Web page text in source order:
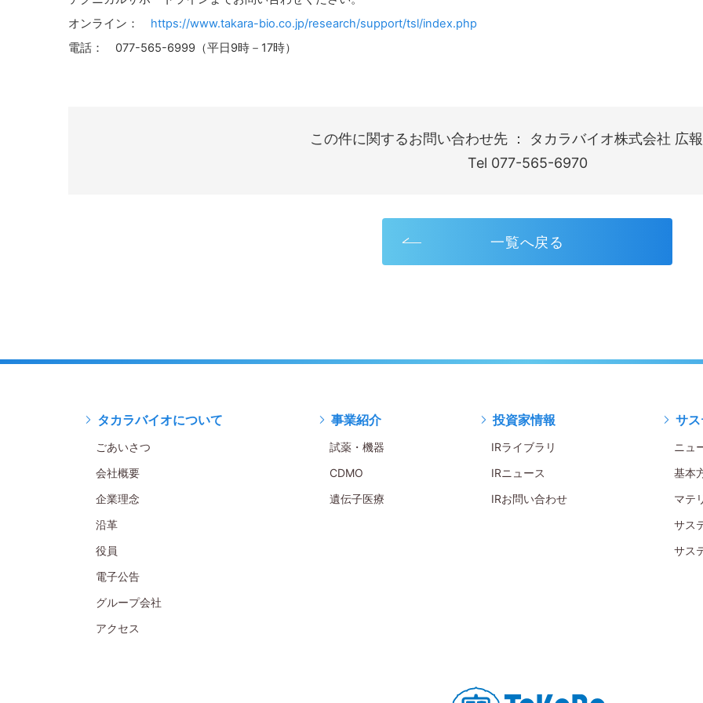
オンライン： https://www.takara-bio.co.jp/research/support/tsl/index.php
電話： 077-565-6999（平日9時－17時）
この件に関するお問い合わせ先 ： タカラバイオ株式会社 広
Tel 077-565-6970
一覧へ戻る
タカラバイオについて
ごあいさつ
会社概要
企業理念
沿革
役員
電子公告
グループ会社
アクセス
事業紹介
試薬・機器
CDMO
遺伝子医療
投資家情報
IRライブラリ
IRニュース
IRお問い合わせ
サ
ニュ
基本
マテ
サス
サス